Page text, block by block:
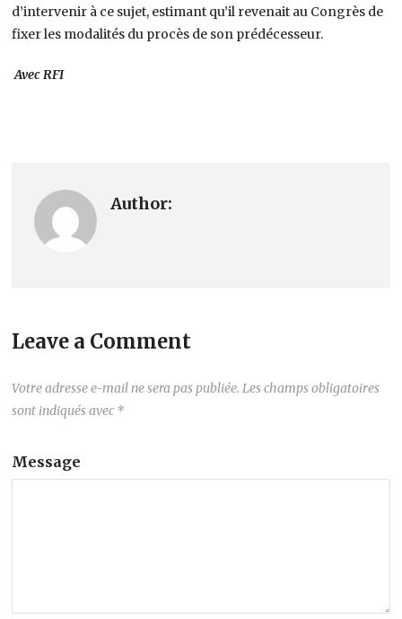
d’intervenir à ce sujet, estimant qu’il revenait au Congrès de
fixer les modalités du procès de son prédécesseur.
Avec RFI
Author:
Leave a Comment
Votre adresse e-mail ne sera pas publiée. Les champs obligatoires
sont indiqués avec *
Message